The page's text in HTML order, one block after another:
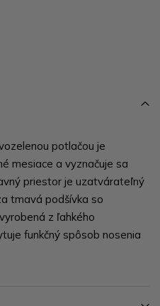
potlačou je
mesiace a vyznačuje sa
priestor je uzatvárateľný
tmavá podšívka so
z ľahkého
funkčný spôsob nosenia